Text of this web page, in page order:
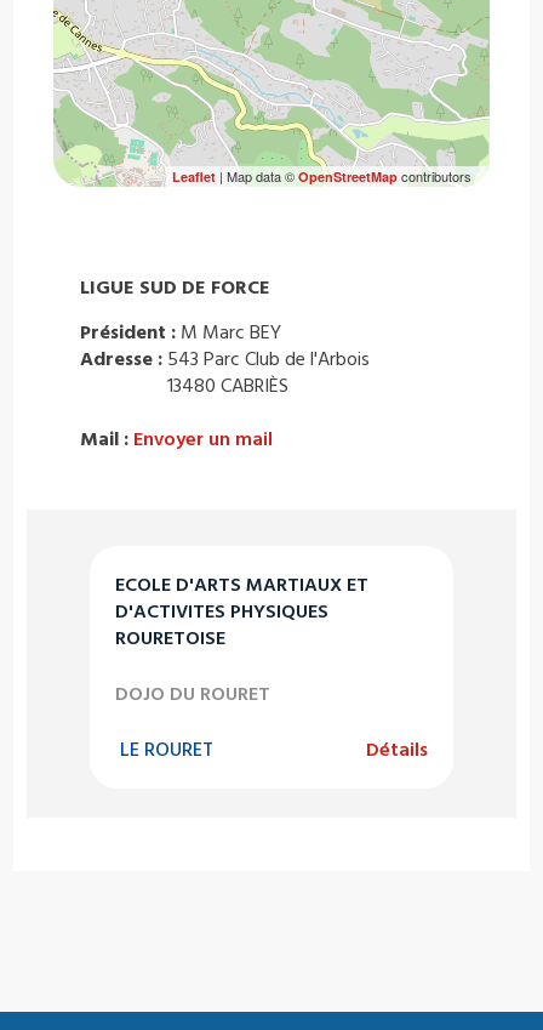
ECOLE D'ARTS MARTIAUX ET
D'ACTIVITES PHYSIQUES
ROURETOISE
DOJO DU ROURET
LE ROURET Détails
Leaflet| Map data © OpenStreetMapcontributors
LIGUE SUD DE FORCE
Président : M Marc BEY
Adresse : 543 Parc Club de l'Arbois
13480 CABRIÈS
Mail : Envoyer un mail